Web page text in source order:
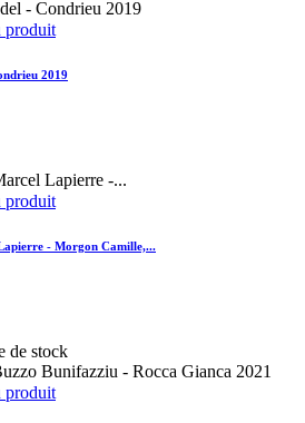
produit
2019
produit
- Morgon Camille,...
de stock
produit